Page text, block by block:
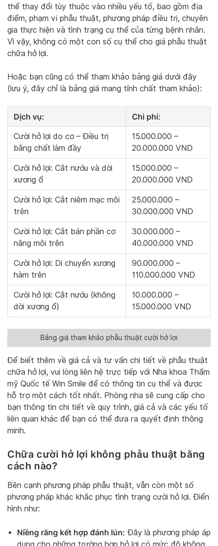
thể thay đổi tùy thuộc vào nhiều yếu tố, bao gồm địa
điểm, phạm vi phẫu thuật, phương pháp điều trị, chuyên
gia thực hiện và tình trạng cụ thể của từng bệnh nhân.
Vì vậy, không có một con số cụ thể cho giá phẫu thuật
chữa hở lợi.
Hoặc bạn cũng có thể tham khảo bảng giá dưới đây
(lưu ý, đây chỉ là bảng giá mang tính chất tham khảo):
Dịch vụ: Chi phí:
Cười hở lợi do cơ – Điều trị
bằng chất làm đầy
15.000.000 –
20.000.000 VND
Cười hở lợi: Cắt nướu và dời
xương ổ
15.000.000 –
20.000.000 VND
Cười hở lợi: Cắt niêm mạc môi
trên
25.000.000 –
30.000.000 VND
Cười hở lợi: Cắt bán phần cơ
nâng môi trên
30.000.000 –
40.000.000 VND
Cười hở lợi: Di chuyển xương
hàm trên
90.000.000 –
110.000.000 VND
Cười hở lợi: Cắt nướu (không
dời xương ổ)
10.000.000 –
15.000.000 VND
Bảng giá tham khảo phẫu thuật cười hở lợi
Để biết thêm về giá cả và tư vấn chi tiết về phẫu thuật
chữa hở lợi, vui lòng liên hệ trực tiếp với Nha khoa Thẩm
mỹ Quốc tế Win Smile để có thông tin cụ thể và được
hỗ trợ một cách tốt nhất. Phòng nha sẽ cung cấp cho
bạn thông tin chi tiết về quy trình, giá cả và các yếu tố
liên quan khác để bạn có thể đưa ra quyết định thông
minh.
Chữa cười hở lợi không phẫu thuật bằng
cách nào?
Bên cạnh phương pháp phẫu thuật, vẫn còn một số
phương pháp khác khắc phục tình trạng cười hở lợi. Điển
hình như:
Niềng răng kết hợp đánh lún: Đây là phương pháp áp